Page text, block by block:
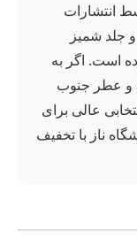
انتشارات
و جلد شمیز
است. اگر به
و عطر جنوب
عالی برای
ناز با تخفیف